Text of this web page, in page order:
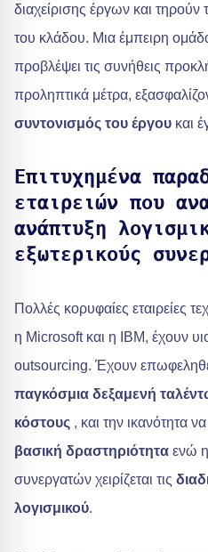
διαχείρισης έργων και
του κλάδου. Μια έμπειρη
προβλέψει τις συνήθεις
προληπτικά μέτρα,
συντονισμός του έργου και
Επιτυχημένα
εταιρειών που
ανάπτυξη
εξωτερικούς
Πολλές κορυφαίες εταιρείες
η Microsoft και η IBM, έχουν
outsourcing. Έχουν
παγκόσμια δεξαμενή
κόστους , και την ικανότητα
βασική δραστηριότητα ενώ
συνεργατών χειρίζεται τις
λογισμικού.